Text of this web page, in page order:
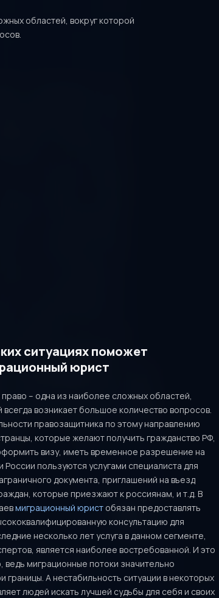
областей, вокруг которой
ситуациях поможет
юрист
– одна из наиболее сложных областей,
всегда возникает большое количество вопросов.
правозащитника по этому направлению
которые желают получить гражданство РФ,
визу, иметь временное разрешение на
России пользуются услугами специалиста для
документа, приглашений на въезд
которые приезжают к россиянам, и т.д. В
миграционный юрист обязан предоставлять
консультацию для
несколько лет услуга в данном сегменте,
является наиболее востребованной. И это
ведь миграционные потоки значительно
границы. А нестабильность ситуации в некоторых
людей искать лучшей судьбы для себя и своих